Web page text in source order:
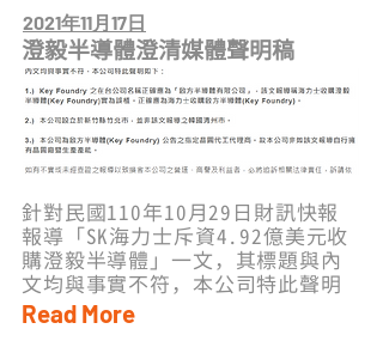
2021年11月17日
澄毅半導體澄清媒體聲明稿
針對民國110年10月29日財訊快報
報導「SK海力士斥資4.92億美元收
購澄毅半導體」一文，其標題與內
文均與事實不符，本公司特此聲明
Read More